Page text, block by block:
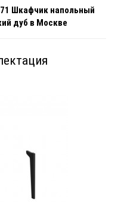
Шкафчик напольный
дуб в Москве